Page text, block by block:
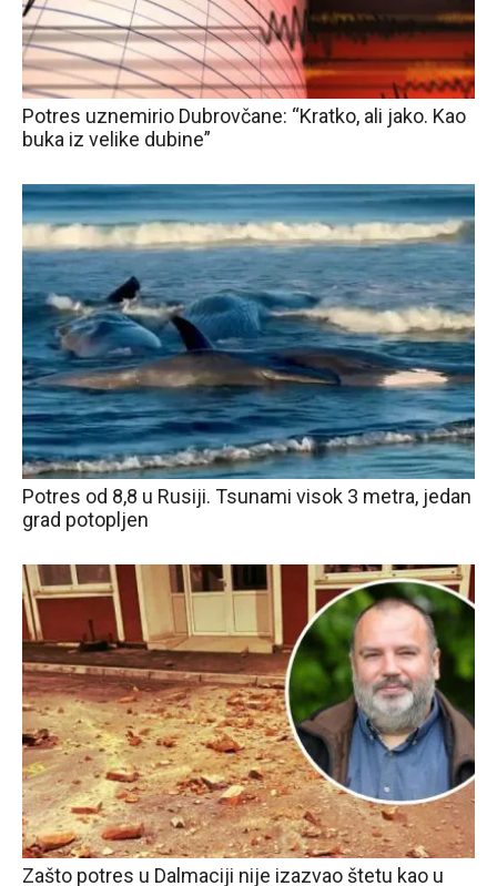
Potres uznemirio Dubrovčane: “Kratko, ali jako. Kao
buka iz velike dubine”
Potres od 8,8 u Rusiji. Tsunami visok 3 metra, jedan
grad potopljen
Zašto potres u Dalmaciji nije izazvao štetu kao u